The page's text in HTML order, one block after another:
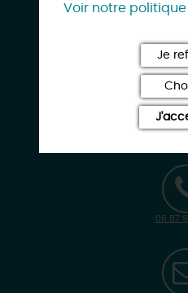
La
06 87
Voir notre
Je